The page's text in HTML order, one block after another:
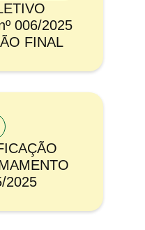
006/2025
FINAL
2025